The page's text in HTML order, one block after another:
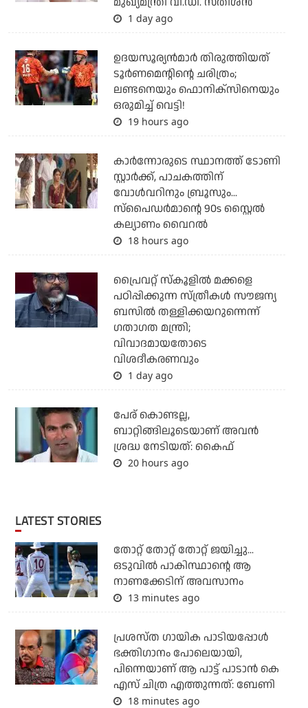
1 day ago
ഉദയസൂര്യന്‍മാര്‍ തിരുത്തിയത്
ടൂര്‍ണമെന്റിന്റെ ചരിത്രം;
ലണ്ടനെയും ഫൊനിക്‌സിനെയും
ഒരുമിച്ച് വെട്ടി!
19 hours ago
കാര്‍ന്നോരുടെ സ്ഥാനത്ത് ടോണി
സ്റ്റാര്‍ക്ക്, പാചകത്തിന്
വോള്‍വറിനും ബ്രൂസും...
സ്‌പൈഡര്‍മാന്റെ 90s സ്റ്റൈല്‍
കല്യാണം വൈറല്‍
18 hours ago
പ്രൈവറ്റ് സ്‌കൂളില്‍ മക്കളെ
പഠിപ്പിക്കുന്ന സ്ത്രീകള്‍ സൗജന്യ
ബസില്‍ തള്ളിക്കയറുന്നെന്ന്
ഗതാഗത മന്ത്രി;
വിവാദമായതോടെ
വിശദീകരണവും
1 day ago
പേര് കൊണ്ടല്ല,
ബാറ്റിങ്ങിലൂടെയാണ് അവൻ
ശ്രദ്ധ നേടിയത്: കൈഫ്
20 hours ago
LATEST STORIES
തോറ്റ് തോറ്റ് തോറ്റ് ജയിച്ചു...
ഒടുവില്‍ പാകിസ്ഥാന്റെ ആ
നാണക്കേടിന് അവസാനം
13 minutes ago
പ്രശസ്ത ഗായിക പാടിയപ്പോൾ
ഭക്തിഗാനം പോലെയായി,
പിന്നെയാണ് ആ പാട്ട് പാടാൻ കെ
എസ് ചിത്ര എത്തുന്നത്: ബേണി
18 minutes ago